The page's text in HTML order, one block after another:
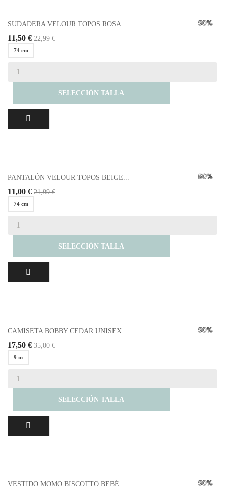
SUDADERA VELOUR TOPOS ROSA...
11,50 € 22,99 €
74 cm
SELECCIÓN TALLA
PANTALÓN VELOUR TOPOS BEIGE...
11,00 € 21,99 €
74 cm
SELECCIÓN TALLA
CAMISETA BOBBY CEDAR UNISEX...
17,50 € 35,00 €
9 m
SELECCIÓN TALLA
VESTIDO MOMO BISCOTTO BEBÉ...